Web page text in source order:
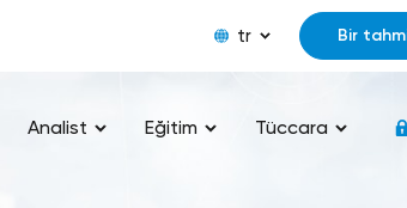
tr Bir
Analist Eğitim Tüccara